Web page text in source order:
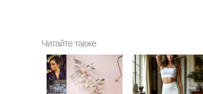
Читайте также